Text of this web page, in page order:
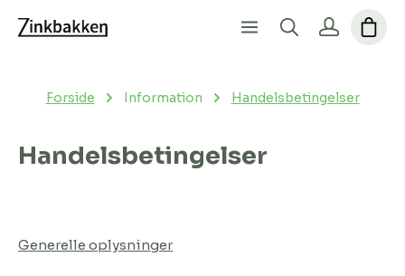
Forside Information Handelsbetingelser
Handelsbetingelser
Generelle oplysninger